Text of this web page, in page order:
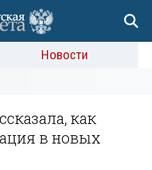
Новости
как
в новых